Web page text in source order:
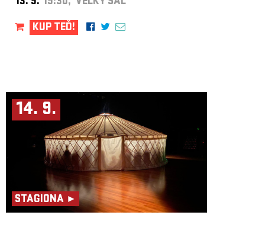
KUP TEĎ!
14. 9.
STAGIONA ►